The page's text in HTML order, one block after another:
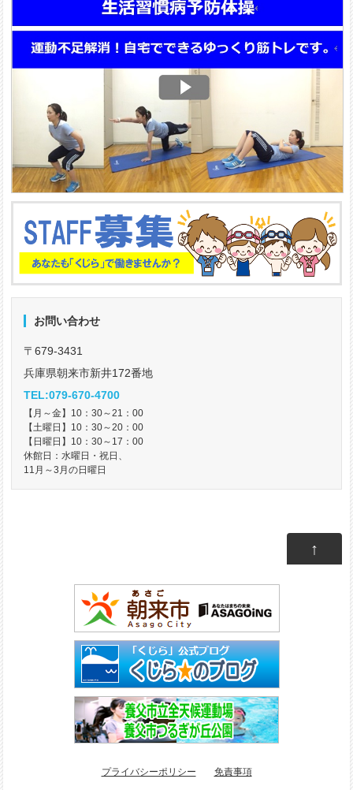
お問い合わせ
〒679-3431
兵庫県朝来市新井172番地
TEL:079-670-4700
【月～金】10：30～21：00
【土曜日】10：30～20：00
【日曜日】10：30～17：00
休館日：水曜日・祝日、
11月～3月の日曜日
↑
プライバシーポリシー 免責事項